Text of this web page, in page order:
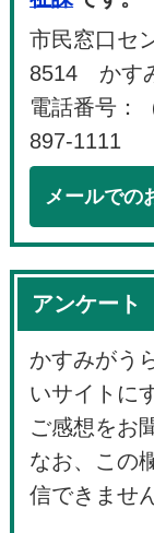
市民窓口セ
8514 かす
電話番号：
897-1111
メールでの
アンケート
かすみがう
いサイトに
ご感想をお
なお、この
信できませ